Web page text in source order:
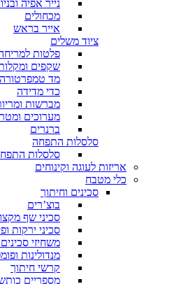
נייר אפיה
מכחולים
אייר בראש
ציוד משלים
פלטות
שקפים
מד טמפרטורה
כדי מדידה
מברשות
מערוכים
ברנרים
סלסלות התפחה
סלסלות
אריזות לעוגה וקינוחים
כלי מטבח
סכינים וחיתוך
בוצ’רים
סכיני שף
סכיני ירקות
משחיזי
מנדולינות
קרשי חיתוך
מספריים